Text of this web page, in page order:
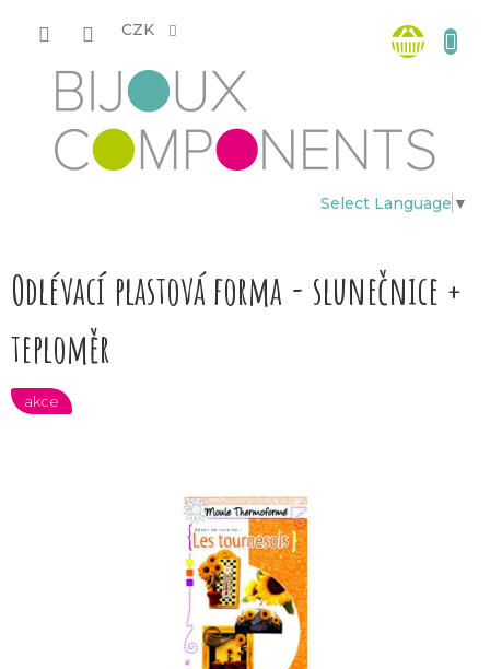
CZK
Select Language ▼
košík
Odlévací plastová forma - slunečnice +
teploměr
akce